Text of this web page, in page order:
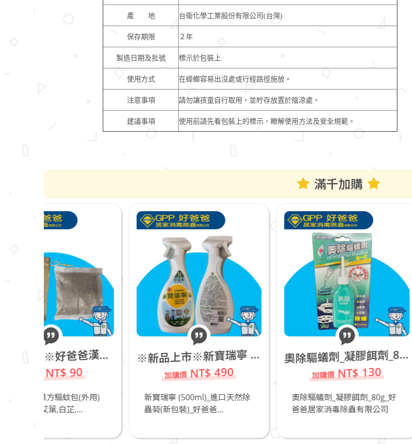
產 地 台衛化學工業股份有限公司(台灣)
保存期限 ２年
製造日期及批號 標示於包裝上
使用方式 在蟑螂容易出沒處或行經路徑施放。
注意事項 請勿讓孩童自行取用，並貯存放置於陰涼處。
建議事項 使用前請先看包裝上的標示，瞭解使用方法及安全規範。
滿千加購
※新品上市※新寶瑞寧 (500ml)_進口天然除蟲菊(新包裝)_若有飼養貓咪不推薦
新寶瑞寧 (500ml)_進口天然除
蟲菊(新包裝)_好爸爸...
奧
除驅蟻劑_凝膠餌劑_80g
奧除驅蟻劑_凝膠餌劑_80g_好
爸爸居家消毒除蟲有限公司
專業防疫+防
爸爸居家消毒